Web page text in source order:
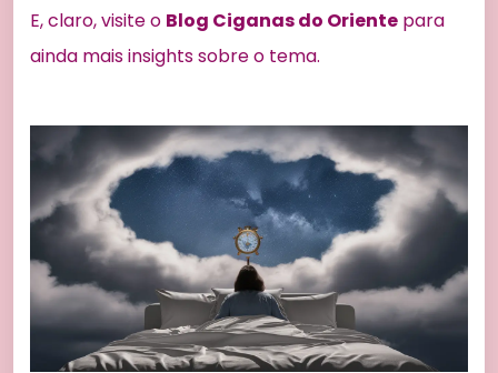
E, claro, visite o Blog Ciganas do Oriente para
ainda mais insights sobre o tema.